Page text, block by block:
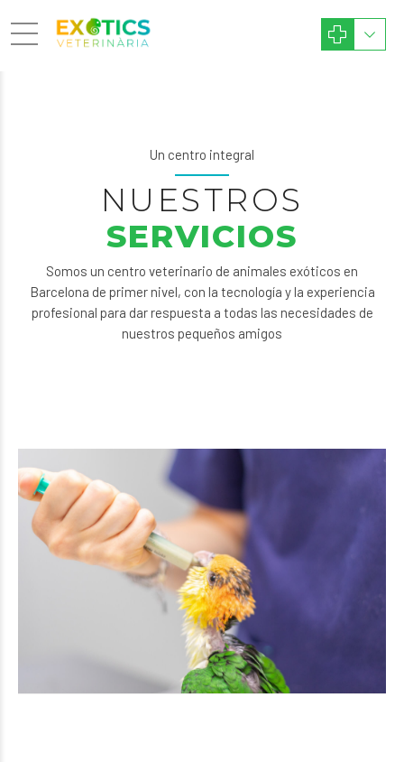
Un centro integral
NUESTROS
SERVICIOS
Somos un centro veterinario de animales exóticos en
Barcelona de primer nivel, con la tecnología y la experiencia
profesional para dar respuesta a todas las necesidades de
nuestros pequeños amigos